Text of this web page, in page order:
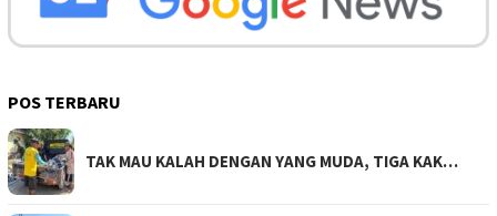
POS TERBARU
TAK MAU KALAH DENGAN YANG MUDA, TIGA KAK…